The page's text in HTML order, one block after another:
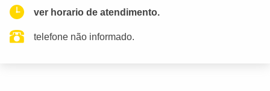
ver horario de atendimento.
telefone não informado.